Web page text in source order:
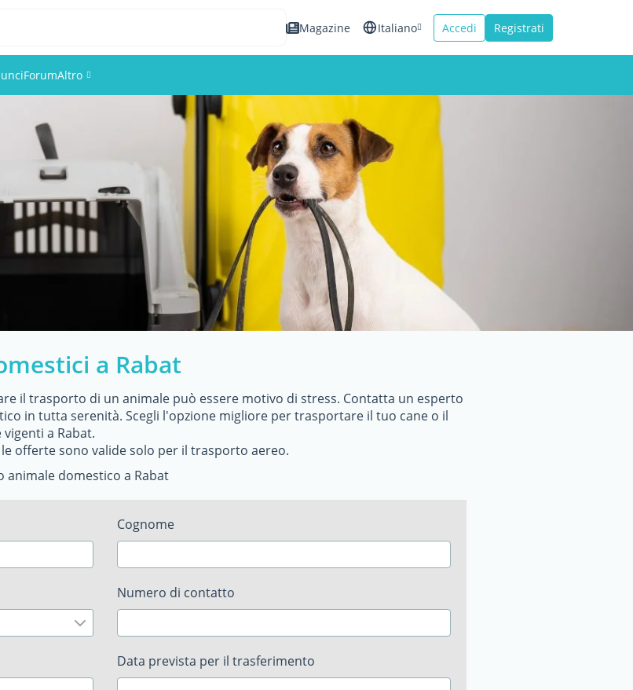
Magazine Italiano
Français
Accedi Registrati
ForumAltro
Foto
a Rabat
il trasporto di un animale può essere motivo di stress. Contatta un esperto
in tutta serenità. Scegli l'opzione migliore per trasportare il tuo cane o il
a Rabat.
offerte sono valide solo per il trasporto aereo.
domestico a Rabat
Cognome
Numero di contatto
Data prevista per il trasferimento